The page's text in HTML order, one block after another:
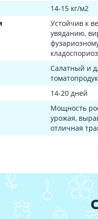
14-15 кг/м2
Устойчив к
увяданию,
Салатный и
14-20 дней
Мощность
урожая,
отличная